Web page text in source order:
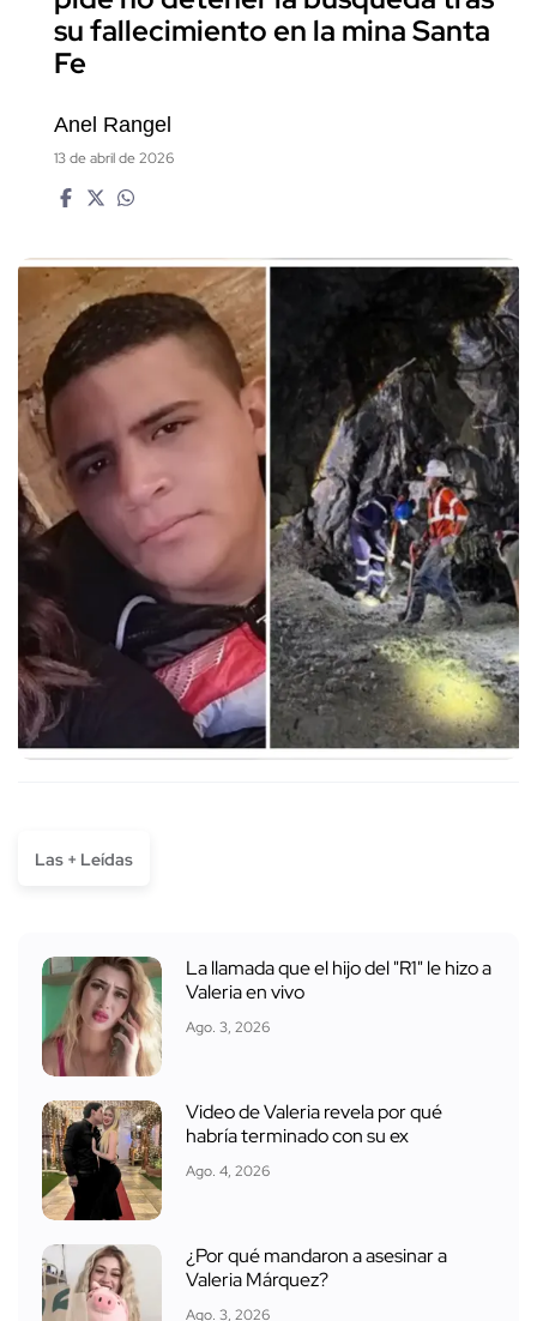
su fallecimiento en la mina Santa
Fe
Anel Rangel
13 de abril de 2026
Las + Leídas
La llamada que el hijo del "R1" le hizo a
Valeria en vivo
Ago. 3, 2026
Video de Valeria revela por qué
habría terminado con su ex
Ago. 4, 2026
¿Por qué mandaron a asesinar a
Valeria Márquez?
Ago. 3, 2026